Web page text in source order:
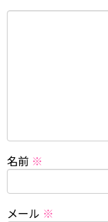
名前 ※
メール ※